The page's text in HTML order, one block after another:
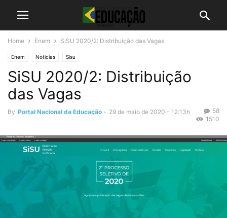
Home Enem SiSU 2020/2: Distribuição das Vagas
Enem Noticias Sisu
SiSU 2020/2: Distribuição
das Vagas
By Portal Nacional da Educação - 29 de maio de 2020 - 12:13h
58
1510